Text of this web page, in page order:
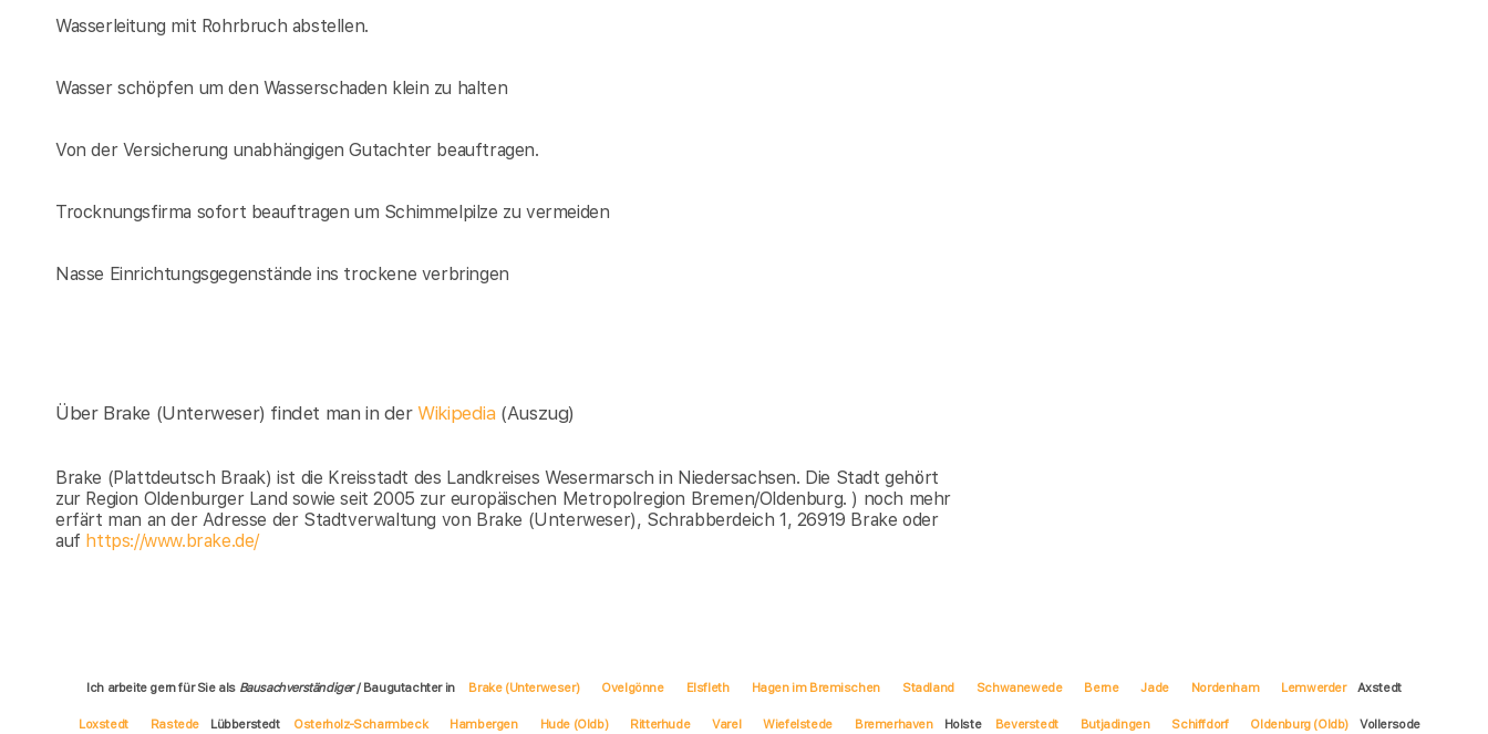
Wasserleitung mit Rohrbruch abstellen.
Wasser schöpfen um den Wasserschaden klein zu halten
Von der Versicherung unabhängigen Gutachter beauftragen.
Trocknungsfirma sofort beauftragen um Schimmelpilze zu vermeiden
Nasse Einrichtungsgegenstände ins trockene verbringen
Über Brake (Unterweser) findet man in derWikipedia (Auszug)
Brake (Plattdeutsch Braak) ist die Kreisstadt des Landkreises Wesermarsch in Niedersachsen. Die Stadt gehört
zur Region Oldenburger Land sowie seit 2005 zur europäischen Metropolregion Bremen/Oldenburg. ) noch mehr
erfärt man an der Adresse der Stadtverwaltung von Brake (Unterweser), Schrabberdeich 1, 26919 Brake oder
auf https://www.brake.de/
Ich arbeite gern für Sie als Bausachverständiger/ Baugutachter in Brake (Unterweser) Ovelgönne Elsfleth Hagen im Bremischen Stadland Schwanewede Berne Jade Nordenham Lemwerder Axstedt
Loxstedt Rastede Lübberstedt Osterholz-Scharmbeck Hambergen Hude (Oldb) Ritterhude Varel Wiefelstede Bremerhaven Holste Beverstedt Butjadingen Schiffdorf Oldenburg (Oldb) Vollersode